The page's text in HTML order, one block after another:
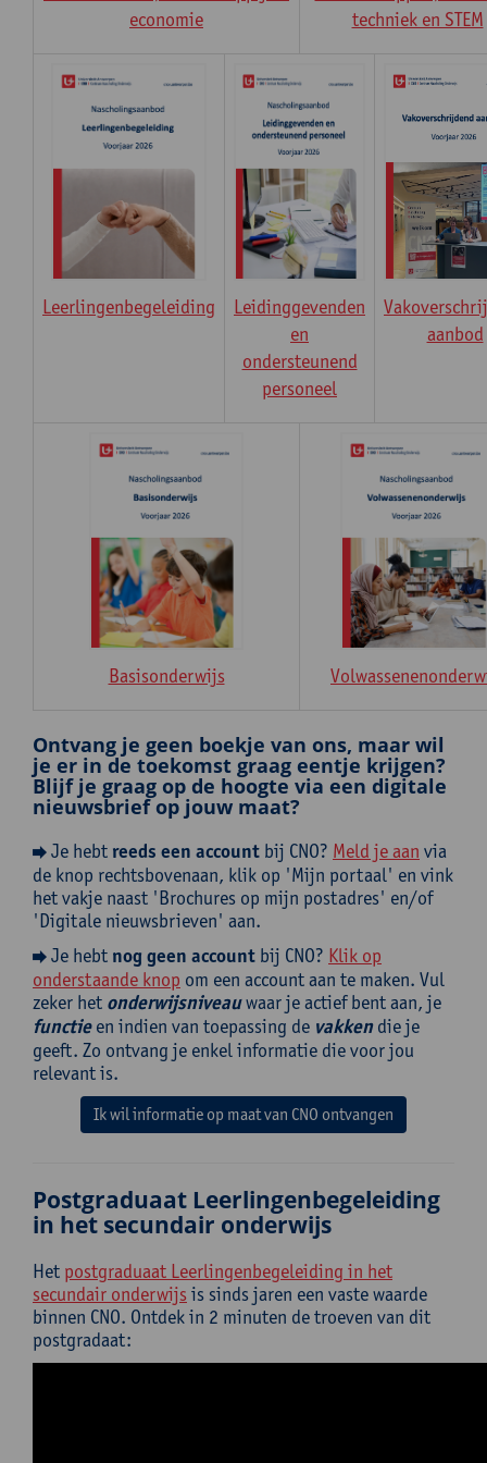
economie
techniek en STEM
Leerlingenbegeleiding
Leidinggevenden
en
ondersteunend
personeel
aanbod
Basisonderwijs
Ontvang je geen boekje van ons, maar wil
je er in de toekomst graag eentje krijgen?
Blijf je graag op de hoogte via een digitale
nieuwsbrief op jouw maat?
Je hebt reeds een account bij CNO? Meld je aan via
de knop rechtsbovenaan, klik op 'Mijn portaal' en vink
het vakje naast 'Brochures op mijn postadres' en/of
'Digitale nieuwsbrieven' aan.
Je hebt nog geen account bij CNO? Klik op
onderstaande knop om een account aan te maken. Vul
zeker het onderwijsniveauwaar je actief bent aan, je
functieen indien van toepassing de vakkendie je
geeft. Zo ontvang je enkel informatie die voor jou
relevant is.
Ik wil informatie op maat van CNO ontvangen
Postgraduaat Leerlingenbegeleiding
in het secundair onderwijs
Het postgraduaat Leerlingenbegeleiding in het
secundair onderwijsis sinds jaren een vaste waarde
binnen CNO. Ontdek in 2 minuten de troeven van dit
postgradaat: